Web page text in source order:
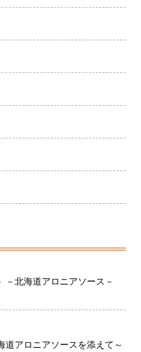
－北海道アロニアソース－
道アロニアソースを添えて～